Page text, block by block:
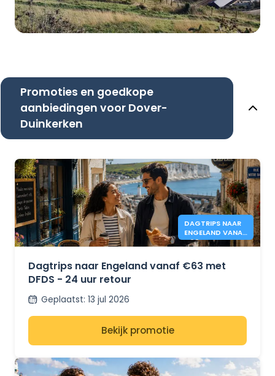
Promoties en goedkope
aanbiedingen voor Dover-
Duinkerken
DAGTRIPS NAAR
ENGELAND VANAF
€63 - DFDS
Dagtrips naar Engeland vanaf €63 met
DFDS - 24 uur retour
Geplaatst: 13 jul 2026
Bekijk promotie